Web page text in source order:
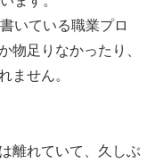
いている職業プロ
物足りなかったり、
ません。
離れていて、久しぶ